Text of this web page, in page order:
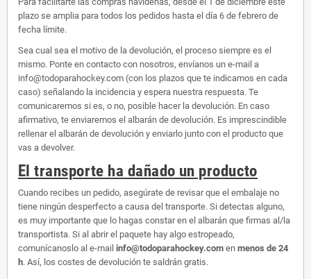
plazo se amplia para todos los pedidos hasta el día 6 de febrero de
fecha límite.
Sea cual sea el motivo de la devolución, el proceso siempre es el
mismo. Ponte en contacto con nosotros, envíanos un e-mail a
info@todoparahockey.com (con los plazos que te indicamos en cada
caso) señalando la incidencia y espera nuestra respuesta. Te
comunicaremos si es, o no, posible hacer la devolución. En caso
afirmativo, te enviaremos el albarán de devolución. Es imprescindible
rellenar el albarán de devolución y enviarlo junto con el producto que
vas a devolver.
El transporte ha dañado un producto
Cuando recibes un pedido, asegúrate de revisar que el embalaje no
tiene ningún desperfecto a causa del transporte. Si detectas alguno,
es muy importante que lo hagas constar en el albarán que firmas al/la
transportista. Si al abrir el paquete hay algo estropeado,
comunícanoslo al e-mail info@todoparahockey.com en menos de 24
h. Así, los costes de devolución te saldrán gratis.